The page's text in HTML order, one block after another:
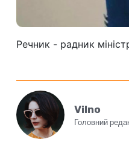
Речник - радник
Vilno
Головний